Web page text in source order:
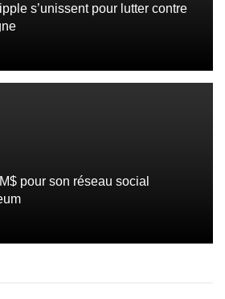
s’unissent pour lutter contre
pour son réseau social